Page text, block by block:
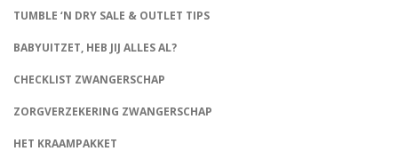
TUMBLE ‘N DRY SALE & OUTLET TIPS
BABYUITZET, HEB JIJ ALLES AL?
CHECKLIST ZWANGERSCHAP
ZORGVERZEKERING ZWANGERSCHAP
HET KRAAMPAKKET